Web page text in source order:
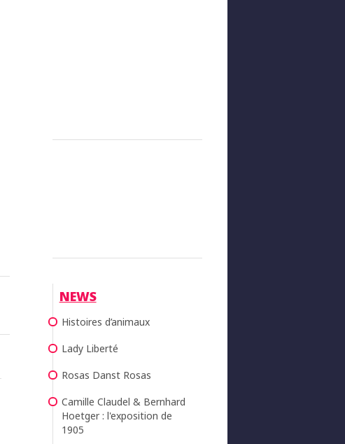
NEWS
Histoires d’animaux
Lady Liberté
Rosas Danst Rosas
Camille Claudel & Bernhard
Hoetger : l'exposition de
1905